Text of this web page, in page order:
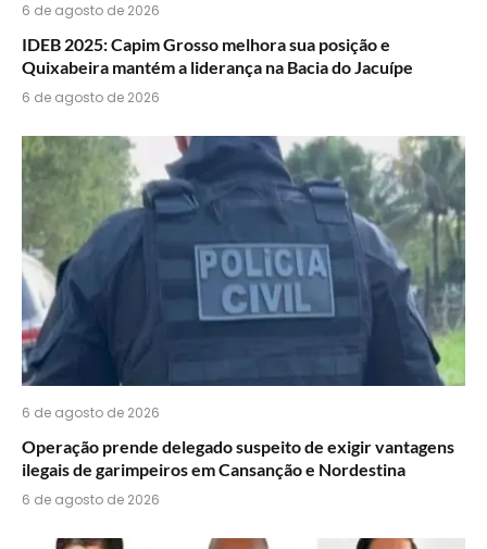
6 de agosto de 2026
IDEB 2025: Capim Grosso melhora sua posição e
Quixabeira mantém a liderança na Bacia do Jacuípe
6 de agosto de 2026
6 de agosto de 2026
Operação prende delegado suspeito de exigir vantagens
ilegais de garimpeiros em Cansanção e Nordestina
6 de agosto de 2026